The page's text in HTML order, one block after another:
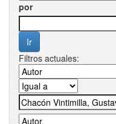
por
Filtros actuales: